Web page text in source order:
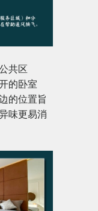
共区
的卧室
的位置旨
味更易消